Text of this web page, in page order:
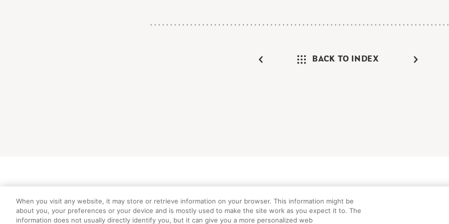
BACK TO INDEX
©Peanuts Worldwide LLC
When you visit any website, it may store or retrieve information on your browser. This information might be
about you, your preferences or your device and is mostly used to make the site work as you expect it to. The
information does not usually directly identify you, but it can give you a more personalized web